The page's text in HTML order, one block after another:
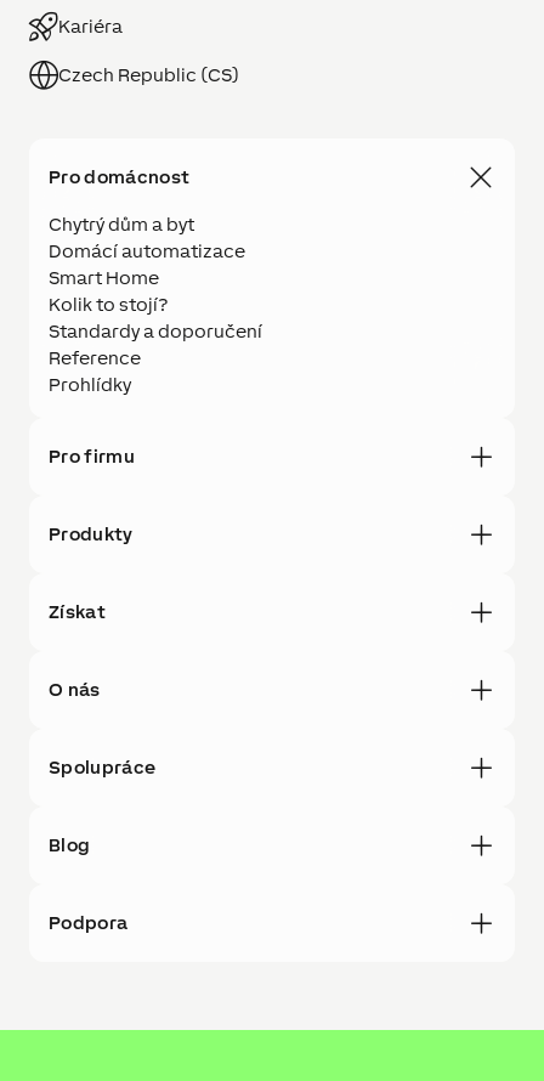
Kariéra
Czech Republic (CS)
Pro domácnost
Chytrý dům a byt
Domácí automatizace
Smart Home
Kolik to stojí?
Standardy a doporučení
Reference
Prohlídky
Pro firmu
Produkty
Získat
O nás
Spolupráce
Blog
Podpora